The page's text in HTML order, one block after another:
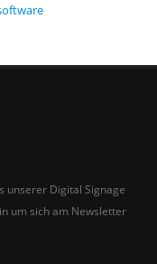
unserer Digital Signage
um sich am Newsletter